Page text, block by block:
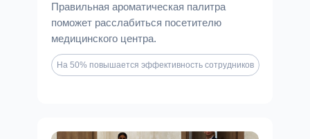
Правильная ароматическая палитра
поможет расслабиться посетителю
медицинского центра.
На 50% повышается эффективность сотрудников